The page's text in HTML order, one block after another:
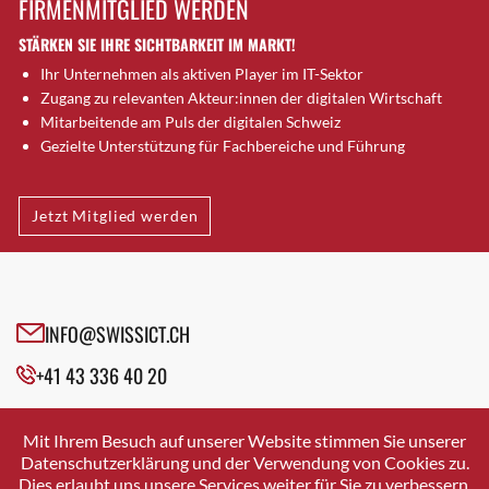
Brugg AG
Brütten
Bubendorf
Bubikon
Buchs (SG)
Bäretswil
Bülach
Cazis
Crissier
Davos Platz
Dierikon
Dietikon
FIRMENMITGLIED WERDEN
STÄRKEN SIE IHRE SICHTBARKEIT IM MARKT!
Ihr Unternehmen als aktiven Player im IT-Sektor
Zugang zu relevanten Akteur:innen der digitalen Wirtschaft
Mitarbeitende am Puls der digitalen Schweiz
Gezielte Unterstützung für Fachbereiche und Führung
Jetzt Mitglied werden
INFO@SWISSICT.CH
+41 43 336 40 20
SWISSICT
VULKANSTRASSE 120
8048 ZURICH
Mit Ihrem Besuch auf unserer Website stimmen Sie unserer
Datenschutzerklärung und der Verwendung von Cookies zu.
Dies erlaubt uns unsere Services weiter für Sie zu verbessern.